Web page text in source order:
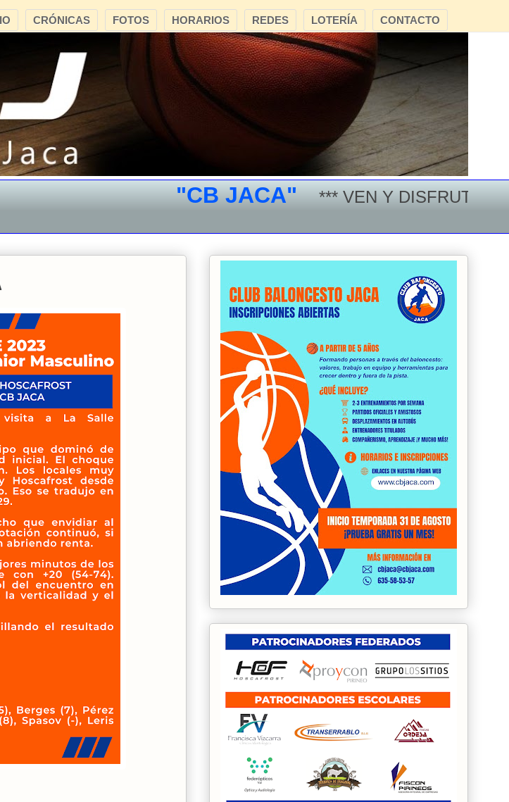
CONTACTO
LOTERÍA
REDES
HORARIOS
FOTOS
CRÓNICAS
"CB JACA" *** VEN Y DISFRUTA DEL